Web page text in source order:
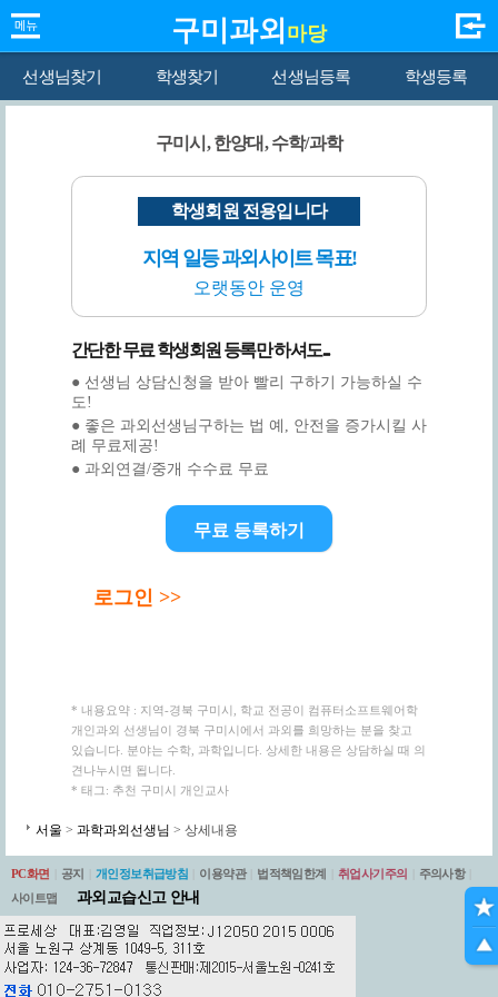
구미과외 마당
선생님찾기 학생찾기 선생님등록 학생등록
구미시, 한양대, 수학/과학
학생회원 전용입니다
지역 일등 과외사이트 목표!
오랫동안 운영
간단한 무료 학생회원 등록만 하셔도...
● 선생님 상담신청을 받아 빨리 구하기 가능하실 수
도!
● 좋은 과외선생님구하는 법 예, 안전을 증가시킬 사
례 무료제공!
● 과외연결/중개 수수료 무료
무료 등록하기
로그인 >>
* 내용요약 : 지역-경북 구미시, 학교 전공이 컴퓨터소프트웨어학
개인과외 선생님이 경북 구미시에서 과외를 희망하는 분을 찾고
있습니다. 분야는 수학, 과학입니다. 상세한 내용은 상담하실 때 의
견나누시면 됩니다.
* 태그: 추천 구미시 개인교사
서울 > 과학과외선생님 > 상세내용
PC화면 공지 개인정보취급방침 이용약관 법적책임한계 취업사기주의 주의사항
사이트맵
과외교습신고 안내